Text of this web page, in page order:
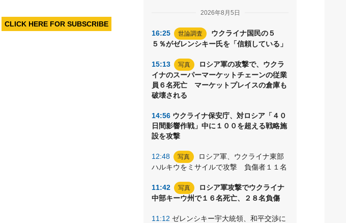
2026年8月5日
16:25 世論調査
ウクライナ国民の５
５％がゼレンシキー氏を「信頼している」
15:13 写真
ロシア軍の攻撃で、ウクラ
イナのスーパーマーケットチェーンの従業
員６名死亡 マーケットプレイスの倉庫も
破壊される
14:56 ウクライナ保安庁、対ロシア「４０
日間影響作戦」中に１００を超える戦略施
設を攻撃
12:48 写真
ロシア軍、ウクライナ東部
ハルキウをミサイルで攻撃 負傷者１１名
11:42 写真
ロシア軍攻撃でウクライナ
中部キーウ州で１６名死亡、２８名負傷
11:12 ゼレンシキー宇大統領、和平交渉に
CLICK HERE FOR SUBSCRIBE